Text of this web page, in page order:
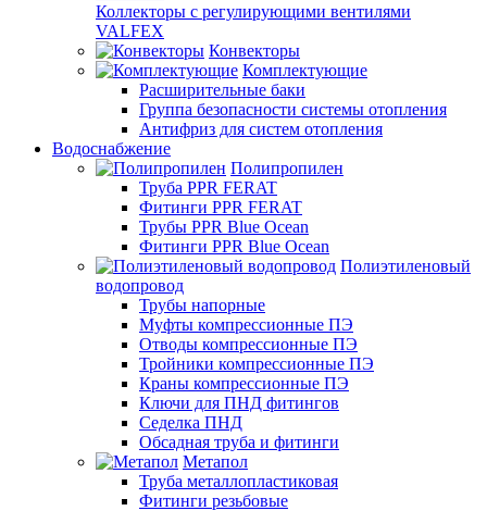
Коллекторы с регулирующими вентилями
VALFEX
Конвекторы
Комплектующие
Расширительные баки
Группа безопасности системы отопления
Антифриз для систем отопления
Водоснабжение
Полипропилен
Труба PPR FERAT
Фитинги PPR FERAT
Трубы PPR Blue Ocean
Фитинги PPR Blue Ocean
Полиэтиленовый
водопровод
Трубы напорные
Муфты компрессионные ПЭ
Отводы компрессионные ПЭ
Тройники компрессионные ПЭ
Краны компрессионные ПЭ
Ключи для ПНД фитингов
Седелка ПНД
Обсадная труба и фитинги
Метапол
Труба металлопластиковая
Фитинги резьбовые